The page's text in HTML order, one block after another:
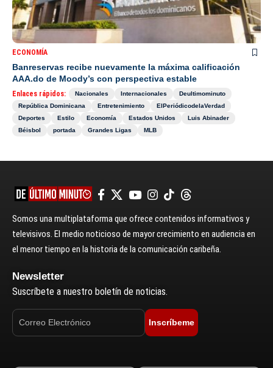
ECONOMÍA
Banreservas recibe nuevamente la máxima calificación
AAA.do de Moody’s con perspectiva estable
Enlaces rápidos: Nacionales Internacionales
Deultimominuto
República Dominicana
Entretenimiento
ElPeriódicodelaVerdad
Deportes
Estilo Economía Estados Unidos
Luis Abinader
Béisbol
portada Grandes Ligas MLB
Somos una multiplataforma que ofrece contenidos informativos y
televisivos. El medio noticioso de mayor crecimiento en audiencia en
el menor tiempo en la historia de la comunicación caribeña.
Newsletter
Suscríbete a nuestro boletín de noticias.
Inscríbeme